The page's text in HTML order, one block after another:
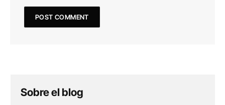
Sobre el blog